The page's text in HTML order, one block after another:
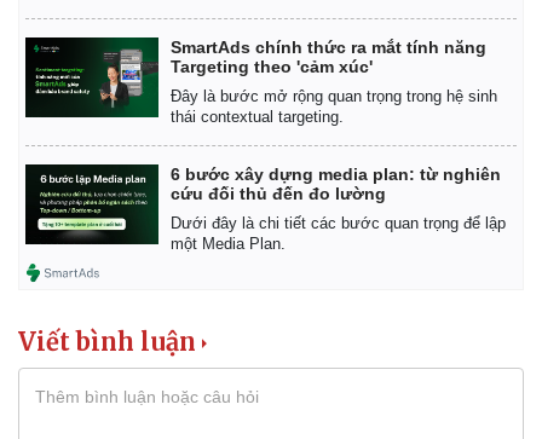
SmartAds chính thức ra mắt tính năng
Targeting theo 'cảm xúc'
Đây là bước mở rộng quan trọng trong hệ sinh
thái contextual targeting.
6 bước xây dựng media plan: từ nghiên
cứu đối thủ đến đo lường
Dưới đây là chi tiết các bước quan trọng để lập
một Media Plan.
Viết bình luận